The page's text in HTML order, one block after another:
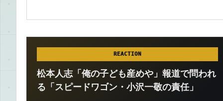
REACTION
松本人志「俺の子ども産めや」報道で問われ
る「スピードワゴン・小沢一敬の責任」